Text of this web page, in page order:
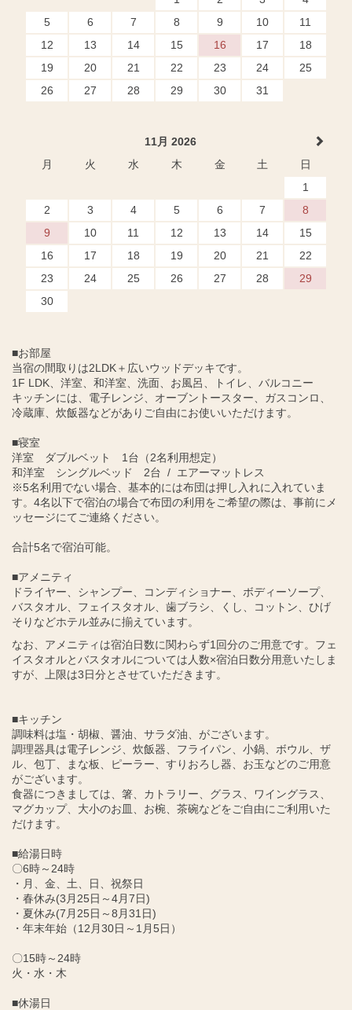
5
6 7 8 9 10
11
12
13 14 15 16 17
18
19
20 21 22 23 24
25
26
27 28 29 30 31
11月 2026
月
火 水 木 金 土
日
1
2
3 4 5 6 7
8
9
10 11 12 13 14
15
16
17 18 19 20 21
22
23
24 25 26 27 28
29
30
■お部屋
当宿の間取りは2LDK＋広いウッドデッキです。
1F LDK、洋室、和洋室、洗面、お風呂、トイレ、バルコニー
キッチンには、電子レンジ、オーブントースター、ガスコンロ、
冷蔵庫、炊飯器などがありご自由にお使いいただけます。
■寝室
洋室 ダブルベット 1台（2名利用想定）
和洋室 シングルベッド 2台 / エアーマットレス
※5名利用でない場合、基本的には布団は押し入れに入れていま
す。4名以下で宿泊の場合で布団の利用をご希望の際は、事前にメ
ッセージにてご連絡ください。
合計5名で宿泊可能。
■アメニティ
ドライヤー、シャンプー、コンディショナー、ボディーソープ、
バスタオル、フェイスタオル、歯ブラシ、くし、コットン、ひげ
そりなどホテル並みに揃えています。
なお、アメニティは宿泊日数に関わらず1回分のご用意です。フェ
イスタオルとバスタオルについては人数×宿泊日数分用意いたしま
すが、上限は3日分とさせていただきます。
■キッチン
調味料は塩・胡椒、醤油、サラダ油、がございます。
調理器具は電子レンジ、炊飯器、フライパン、小鍋、ボウル、ザ
ル、包丁、まな板、ピーラー、すりおろし器、お玉などのご用意
がございます。
食器につきましては、箸、カトラリー、グラス、ワイングラス、
マグカップ、大小のお皿、お椀、茶碗などをご自由にご利用いた
だけます。
■給湯日時
〇6時～24時
・月、金、土、日、祝祭日
・春休み(3月25日～4月7日)
・夏休み(7月25日～8月31日)
・年末年始（12月30日～1月5日）
〇15時～24時
火・水・木
■休湯日